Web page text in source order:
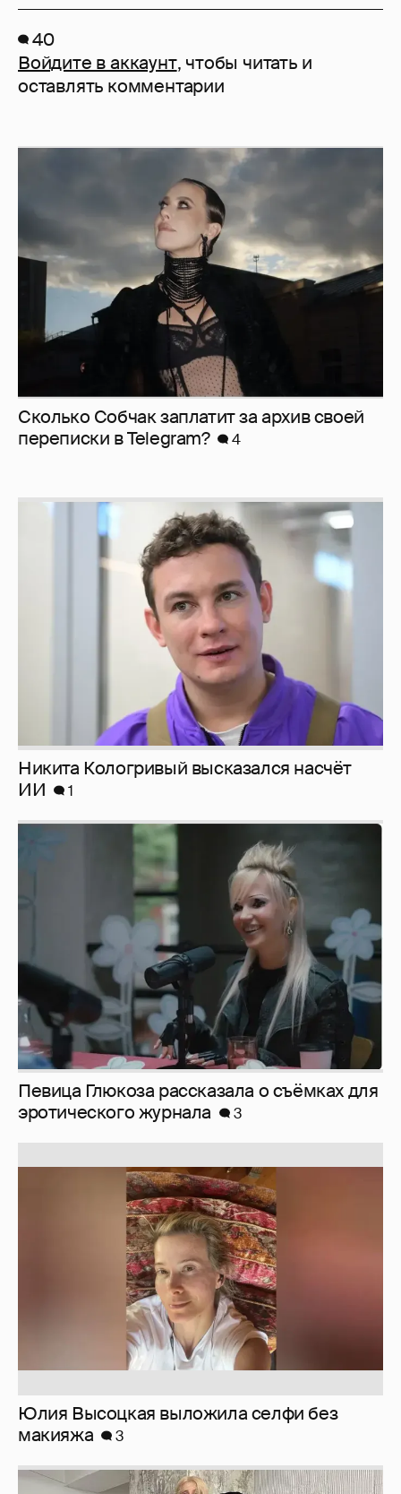
40
Войдите в аккаунт, чтобы читать и
оставлять комментарии
Сколько Собчак заплатит за архив своей
перeписки в Telegram?
4
Никита Кологривый высказался насчёт
ИИ
1
Певица Глюкоза рассказала о съёмках для
эротического журнала
3
Юлия Высоцкая выложила селфи без
макияжа
3